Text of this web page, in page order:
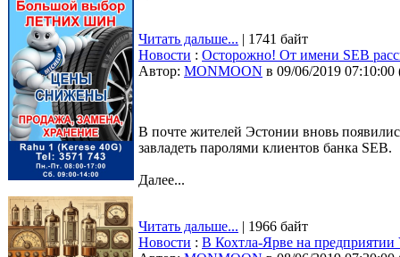
Читать дальше... | 1741 байт
Новости : Осторожно! От имени SEB
Автор: MONMOON в 09/06/2019 07:10:00
В почте жителей Эстонии вновь
завладеть паролями клиентов банка SEB.
Далее...
Читать дальше... | 1966 байт
Новости : В Кохтла-Ярве на